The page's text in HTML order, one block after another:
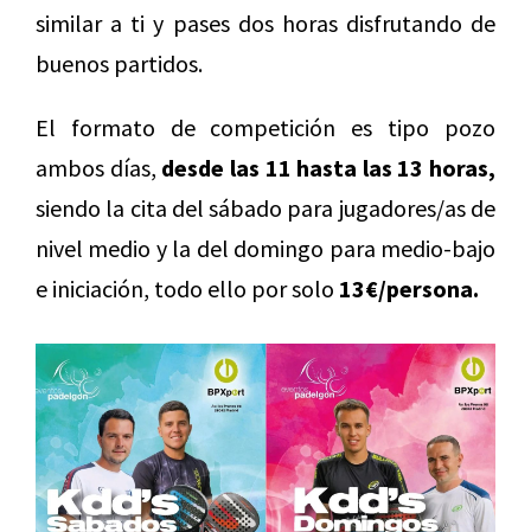
similar a ti y pases dos horas disfrutando de
buenos partidos.
El formato de competición es tipo pozo
ambos días, desde las 11 hasta las 13 horas,
siendo la cita del sábado para jugadores/as de
nivel medio y la del domingo para medio-bajo
e iniciación, todo ello por solo 13€/persona.